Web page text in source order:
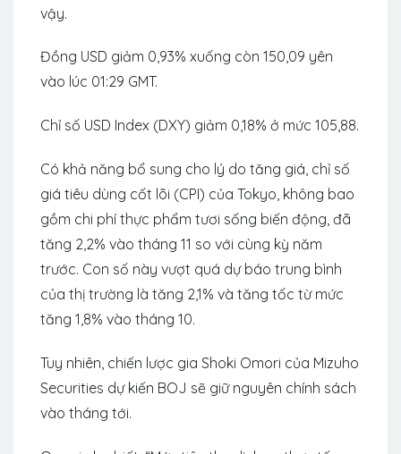
vậy.
Đồng USD giảm 0,93% xuống còn 150,09 yên
vào lúc 01:29 GMT.
Chỉ số USD Index (DXY) giảm 0,18% ở mức 105,88.
Có khả năng bổ sung cho lý do tăng giá, chỉ số
giá tiêu dùng cốt lõi (CPI) của Tokyo, không bao
gồm chi phí thực phẩm tươi sống biến động, đã
tăng 2,2% vào tháng 11 so với cùng kỳ năm
trước. Con số này vượt quá dự báo trung bình
của thị trường là tăng 2,1% và tăng tốc từ mức
tăng 1,8% vào tháng 10.
Tuy nhiên, chiến lược gia Shoki Omori của Mizuho
Securities dự kiến ​​BOJ sẽ giữ nguyên chính sách
vào tháng tới.